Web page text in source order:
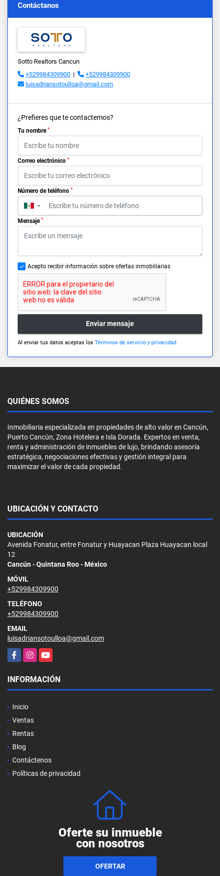
Contáctanos
Sotto Realtors Cancun
+529984309900 |
+529984309900
luisadriansotoulloa@gmail.com
¿Prefieres que te contactemos?
Tu nombre *
Correo electrónico *
Número de teléfono *
▼
Mensaje *
Acepto recibir información sobre ofertas inmobiliarias
Enviar mensaje
Al enviar tus datos aceptas los Términos de servicio y privacidad
QUIÉNES SOMOS
Inmobiliaria especializada en propiedades de alto valor en Cancún,
Puerto Cancún, Zona Hotelera e Isla Dorada. Expertos en venta,
renta y administración de inmuebles de lujo, brindando asesoría
estratégica, negociaciones efectivas y gestión integral para
maximizar el valor de cada propiedad.
UBICACIÓN Y CONTACTO
UBICACIÓN
Avenida Fonatur, entre Fonatur y Huayacan Plaza Huayacan local
12
Cancún - Quintana Roo - México
MÓVIL
+529984309900
TELÉFONO
+529984309900
EMAIL
luisadriansotoulloa@gmail.com
FacebookInstagramYouTube
INFORMACIÓN
Inicio
Ventas
Rentas
Blog
Contáctenos
Políticas de privacidad
Oferte su inmueble
con nosotros
OFERTAR